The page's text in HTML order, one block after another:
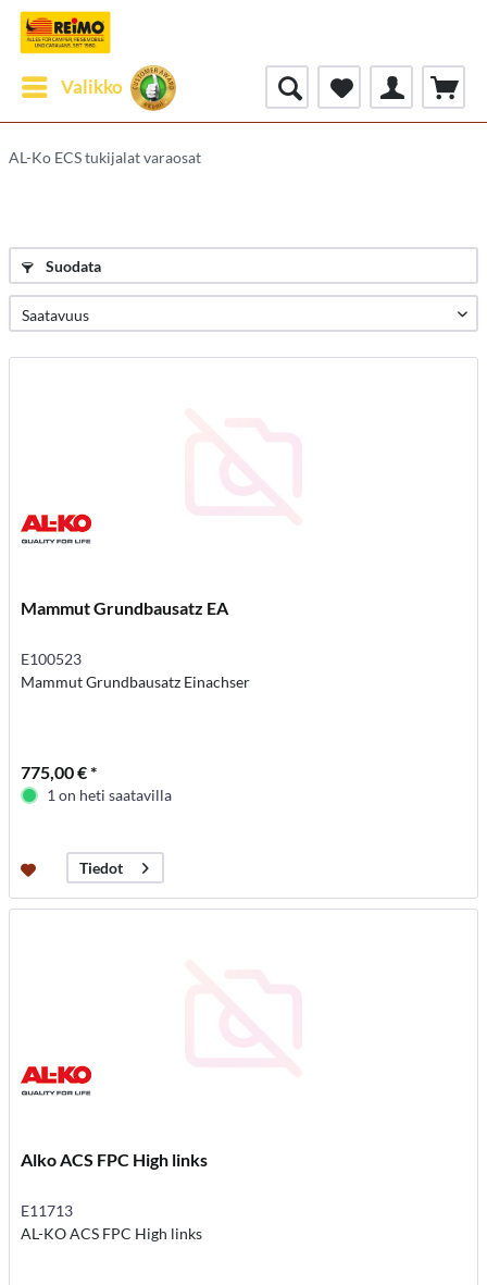
Valikko
AL-Ko ECS tukijalat varaosat
Suodata
Mammut Grundbausatz EA
E100523
Mammut Grundbausatz Einachser
775,00 € *
1 on heti saatavilla
Tiedot
Alko ACS FPC High links
E11713
AL-KO ACS FPC High links